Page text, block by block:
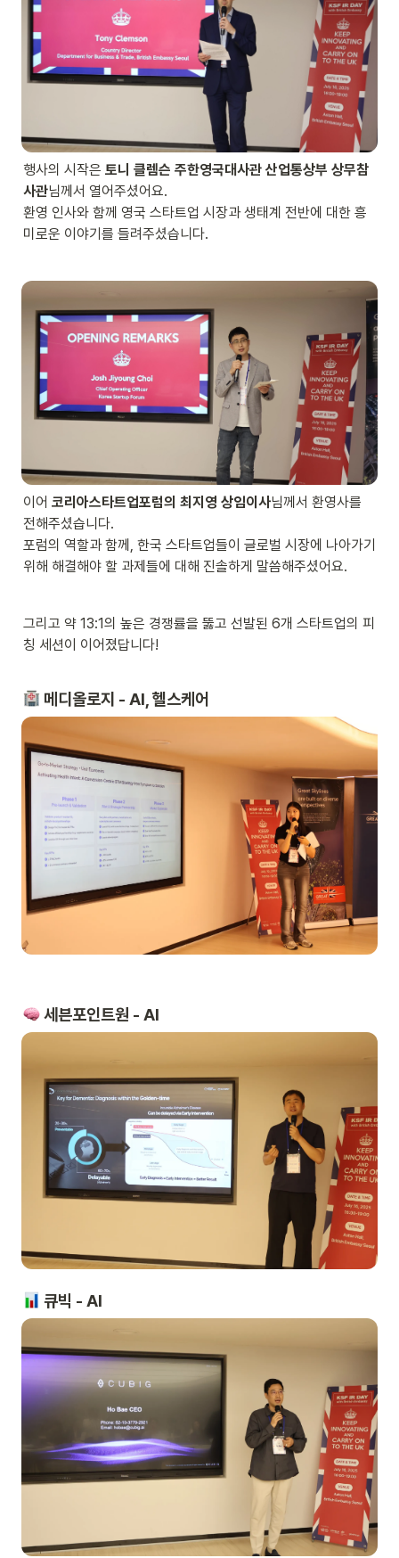
행사의 시작은 토니 클렘슨 주한영국대사관 산업통상부 상무참
사관님께서 열어주셨어요.
환영 인사와 함께 영국 스타트업 시장과 생태계 전반에 대한 흥
미로운 이야기를 들려주셨습니다.
이어 코리아스타트업포럼의 최지영 상임이사님께서 환영사를
전해주셨습니다.
포럼의 역할과 함께, 한국 스타트업들이 글로벌 시장에 나아가기
위해 해결해야 할 과제들에 대해 진솔하게 말씀해주셨어요.
그리고 약 13:1의 높은 경쟁률을 뚫고 선발된 6개 스타트업의 피
칭 세션이 이어졌답니다!
메디올로지 - AI, 헬스케어
세븐포인트원 - AI
큐빅 - AI